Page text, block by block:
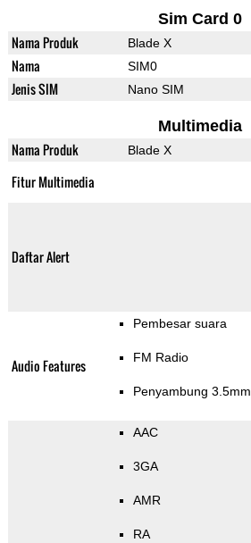
Sim Card 0
Nama Produk Blade X
Nama SIM0
Jenis SIM Nano SIM
Multimedia
Nama Produk Blade X
Fitur Multimedia
Daftar Alert
Audio Features
Pembesar suara
FM Radio
Penyambung 3.5mm
AAC
3GA
AMR
RA